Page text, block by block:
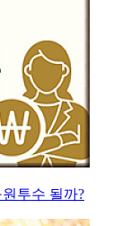
투수 될까?